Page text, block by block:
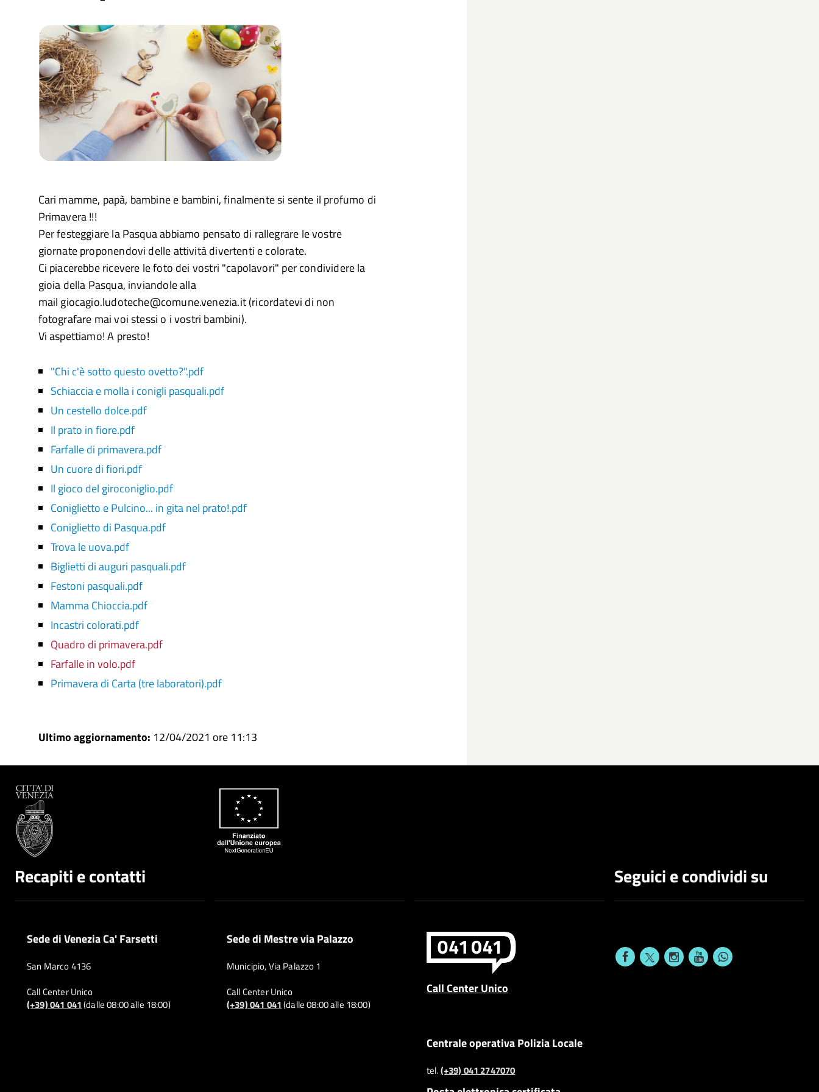
Cari mamme, papà, bambine e bambini, finalmente si sente il profumo di
Primavera !!!
Per festeggiare la Pasqua abbiamo pensato di rallegrare le vostre
giornate proponendovi delle attività divertenti e colorate.
Ci piacerebbe ricevere le foto dei vostri "capolavori" per condividere la
gioia della Pasqua, inviandole alla
mail giocagio.ludoteche@comune.venezia.it (ricordatevi di non
fotografare mai voi stessi o i vostri bambini).
Vi aspettiamo! A presto!
"Chi c'è sotto questo ovetto?".pdf
Schiaccia e molla i conigli pasquali.pdf
Un cestello dolce.pdf
Il prato in fiore.pdf
Farfalle di primavera.pdf
Un cuore di fiori.pdf
Il gioco del giroconiglio.pdf
Coniglietto e Pulcino... in gita nel prato!.pdf
Coniglietto di Pasqua.pdf
Trova le uova.pdf
Biglietti di auguri pasquali.pdf
Festoni pasquali.pdf
Mamma Chioccia.pdf
Incastri colorati.pdf
Quadro di primavera.pdf
Farfalle in volo.pdf
Primavera di Carta (tre laboratori).pdf
Ultimo aggiornamento: 12/04/2021 ore 11:13
Recapiti e contatti
Sede di Venezia Ca' Farsetti
San Marco 4136
Call Center Unico
(+39) 041 041(dalle 08:00 alle 18:00)
Sede di Mestre via Palazzo
Municipio, Via Palazzo 1
Call Center Unico
(+39) 041 041(dalle 08:00 alle 18:00)
Call Center Unico
Centrale operativa Polizia Locale
tel.(+39) 041 2747070
Seguici e condividi su